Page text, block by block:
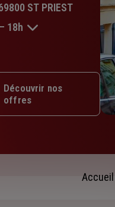
ST PRIEST
Ouvert 09h – 12h30 / 14h – 18h
– 18h
Découvrir nos
offres
Accueil